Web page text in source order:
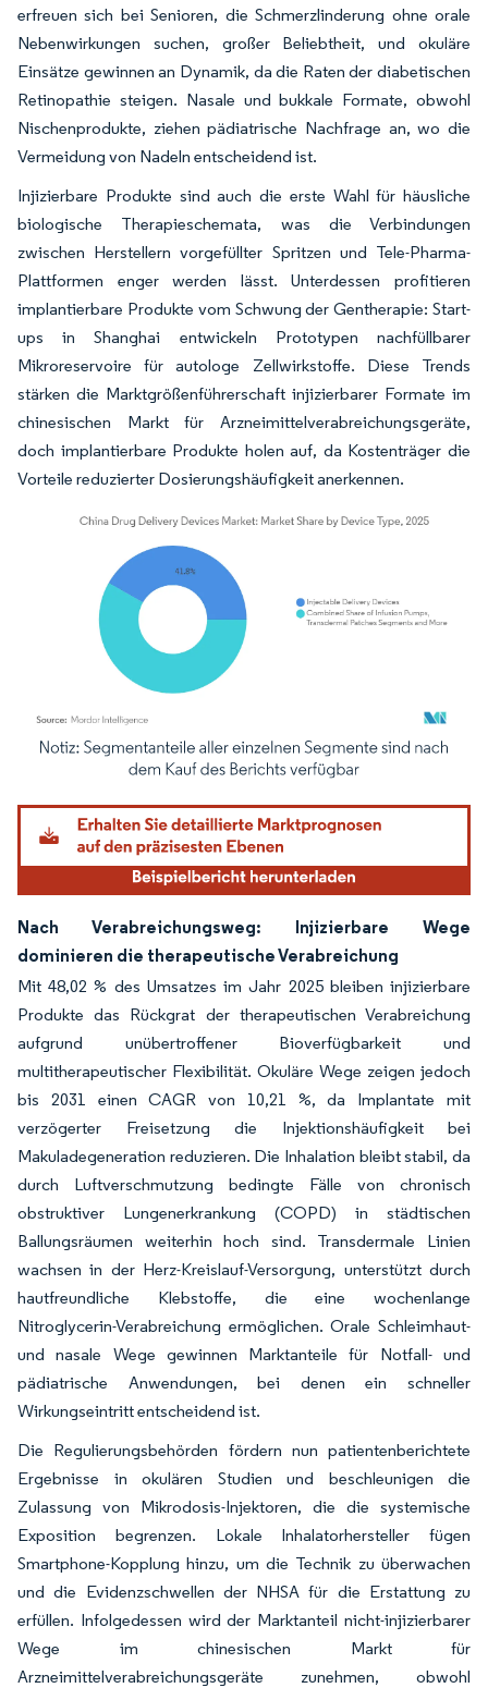
erfreuen sich bei Senioren, die Schmerzlinderung ohne orale
Nebenwirkungen suchen, großer Beliebtheit, und okuläre
Einsätze gewinnen an Dynamik, da die Raten der diabetischen
Retinopathie steigen. Nasale und bukkale Formate, obwohl
Nischenprodukte, ziehen pädiatrische Nachfrage an, wo die
Vermeidung von Nadeln entscheidend ist.
Injizierbare Produkte sind auch die erste Wahl für häusliche
biologische Therapieschemata, was die Verbindungen
zwischen Herstellern vorgefüllter Spritzen und Tele-Pharma-
Plattformen enger werden lässt. Unterdessen profitieren
implantierbare Produkte vom Schwung der Gentherapie: Start-
ups in Shanghai entwickeln Prototypen nachfüllbarer
Mikroreservoire für autologe Zellwirkstoffe. Diese Trends
stärken die Marktgrößenführerschaft injizierbarer Formate im
chinesischen Markt für Arzneimittelverabreichungsgeräte,
doch implantierbare Produkte holen auf, da Kostenträger die
Vorteile reduzierter Dosierungshäufigkeit anerkennen.
Bild © Mordor Intelligence. Wiederverwendung erfordert Namensnennung
Nach Verabreichungsweg: Injizierbare Wege
dominieren die therapeutische Verabreichung
Mit 48,02 % des Umsatzes im Jahr 2025 bleiben injizierbare
Produkte das Rückgrat der therapeutischen Verabreichung
aufgrund unübertroffener Bioverfügbarkeit und
multitherapeutischer Flexibilität. Okuläre Wege zeigen jedoch
bis 2031 einen CAGR von 10,21 %, da Implantate mit
verzögerter Freisetzung die Injektionshäufigkeit bei
Makuladegeneration reduzieren. Die Inhalation bleibt stabil, da
durch Luftverschmutzung bedingte Fälle von chronisch
obstruktiver Lungenerkrankung (COPD) in städtischen
Ballungsräumen weiterhin hoch sind. Transdermale Linien
wachsen in der Herz-Kreislauf-Versorgung, unterstützt durch
hautfreundliche Klebstoffe, die eine wochenlange
Nitroglycerin-Verabreichung ermöglichen. Orale Schleimhaut-
und nasale Wege gewinnen Marktanteile für Notfall- und
pädiatrische Anwendungen, bei denen ein schneller
Wirkungseintritt entscheidend ist.
Die Regulierungsbehörden fördern nun patientenberichtete
Ergebnisse in okulären Studien und beschleunigen die
Zulassung von Mikrodosis-Injektoren, die die systemische
Exposition begrenzen. Lokale Inhalatorhersteller fügen
Smartphone-Kopplung hinzu, um die Technik zu überwachen
und die Evidenzschwellen der NHSA für die Erstattung zu
erfüllen. Infolgedessen wird der Marktanteil nicht-injizierbarer
Wege im chinesischen Markt für
Arzneimittelverabreichungsgeräte zunehmen, obwohl